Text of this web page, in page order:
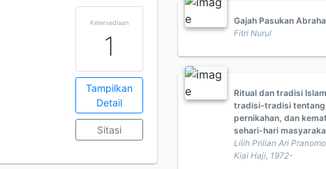
Ketersediaan
1
Tampilkan
Detail
Sitasi
Gajah Pasukan
Fitri Nurul
Ritual dan tradisi
tradisi-tradisi tentang
pernikahan, dan
sehari-hari
Lilih Prilian Ari
Kiai Haji, 1972-